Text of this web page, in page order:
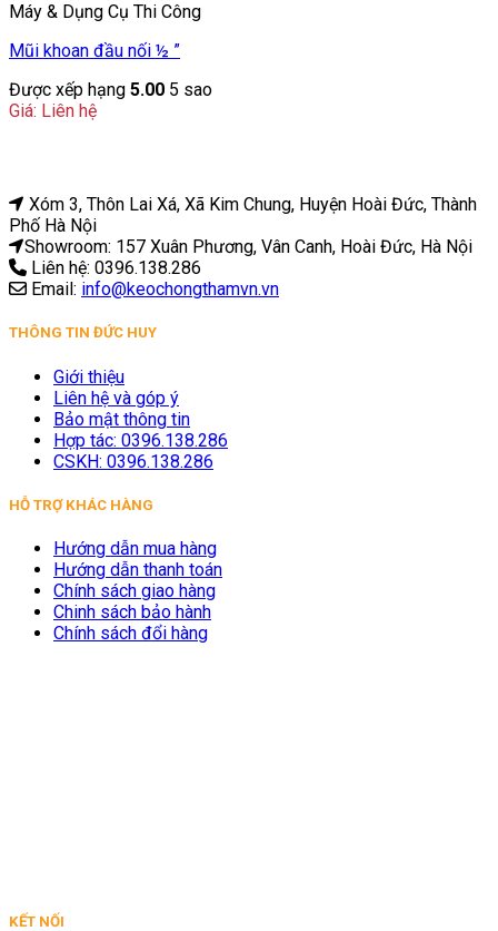
Máy & Dụng Cụ Thi Công
Mũi khoan đầu nối ½ ”
Được xếp hạng 5.00 5 sao
Giá: Liên hệ
Xóm 3, Thôn Lai Xá, Xã Kim Chung, Huyện Hoài Đức, Thành
Phố Hà Nội
Showroom: 157 Xuân Phương, Vân Canh, Hoài Đức, Hà Nội
Liên hệ: 0396.138.286
Email: info@keochongthamvn.vn
THÔNG TIN ĐỨC HUY
Giới thiệu
Liên hệ và góp ý
Bảo mật thông tin
Hợp tác: 0396.138.286
CSKH: 0396.138.286
HỖ TRỢ KHÁC HÀNG
Hướng dẫn mua hàng
Hướng dẫn thanh toán
Chính sách giao hàng
Chinh sách bảo hành
Chính sách đổi hàng
KẾT NỐI